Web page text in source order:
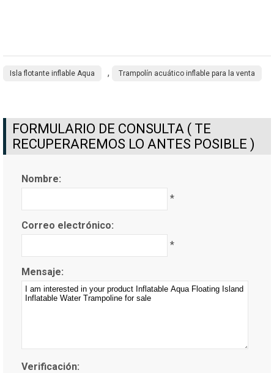
Isla flotante inflable Aqua , Trampolín acuático inflable para la venta
FORMULARIO DE CONSULTA ( TE
RECUPERAREMOS LO ANTES POSIBLE )
Nombre:
*
Correo electrónico:
*
Mensaje:
Verificación: